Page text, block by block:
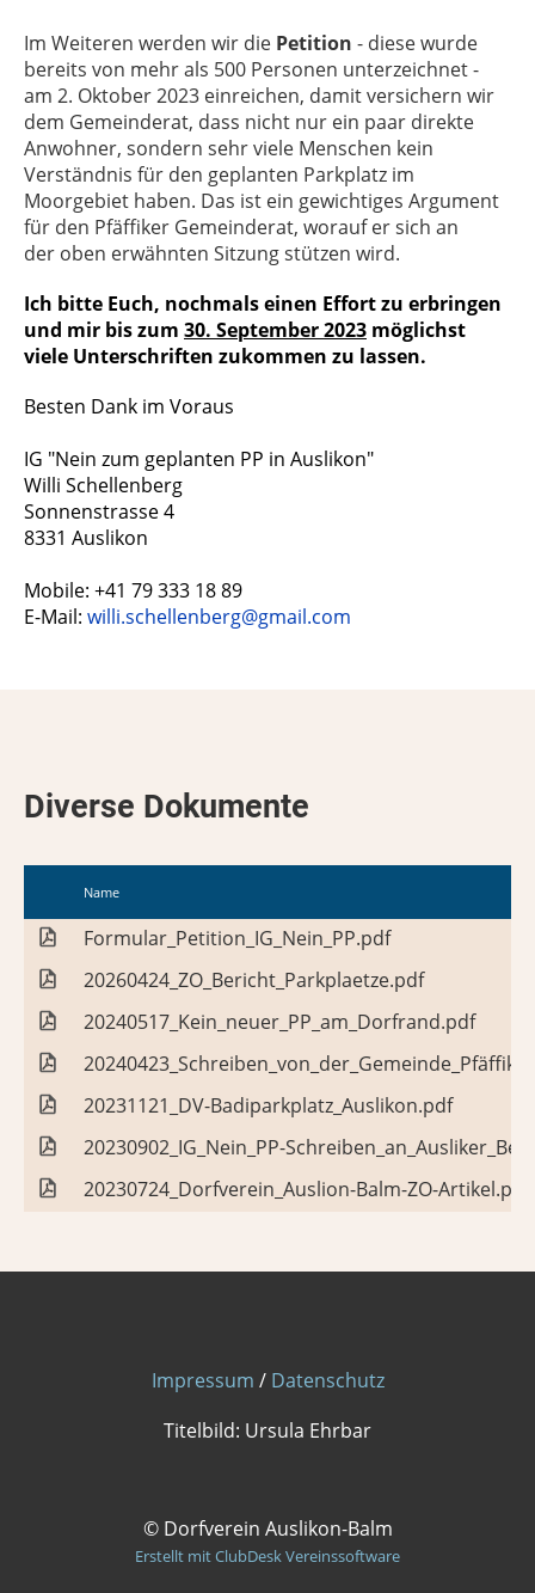
Im Weiteren werden wir die Petition - diese wurde
bereits von mehr als 500 Personen unterzeichnet -
am 2. Oktober 2023 einreichen, damit versichern wir
dem Gemeinderat, dass nicht nur ein paar direkte
Anwohner, sondern sehr viele Menschen kein
Verständnis für den geplanten Parkplatz im
Moorgebiet haben. Das ist ein gewichtiges Argument
für den Pfäffiker Gemeinderat, worauf er sich an
der oben erwähnten Sitzung stützen wird.
Ich bitte Euch, nochmals einen Effort zu erbringen
und mir bis zum 30. September 2023 möglichst
viele Unterschriften zukommen zu lassen.
Besten Dank im Voraus
IG "Nein zum geplanten PP in Auslikon"
Willi Schellenberg
Sonnenstrasse 4
8331 Auslikon
Mobile: +41 79 333 18 89
E-Mail: willi.schellenberg@gmail.com
Diverse Dokumente
Name
Formular_Petition_IG_Nein_PP.pdf
20260424_ZO_Bericht_Parkplaetze.pdf
20240517_Kein_neuer_PP_am_Dorfrand.pdf
20231121_DV-Badiparkplatz_Auslikon.pdf
20230902_IG_Nein_PP-
20230724_Dorfverein_Auslion-Balm-ZO-Artikel.pdf
Impressum / Datenschutz
Titelbild: Ursula Ehrbar
© Dorfverein Auslikon-Balm
Erstellt mit ClubDesk Vereinssoftware